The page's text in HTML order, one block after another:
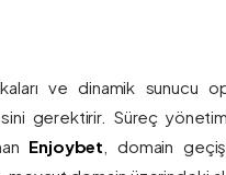
ve dinamik sunucu
gerektirir. Süreç
Enjoybet , domain